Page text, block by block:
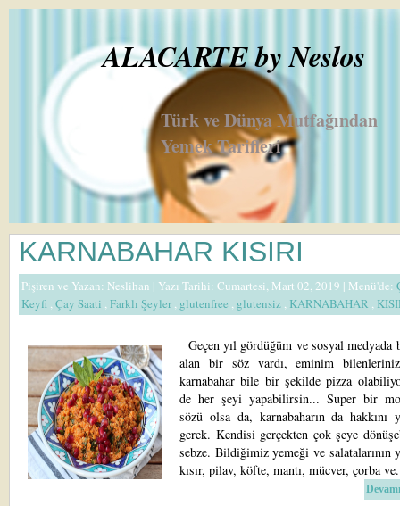
ALACARTE by Neslos
Türk ve Dünya Mutfağından
Yemek Tarifleri
KARNABAHAR KISIRI
Pişiren ve Yazan: Neslihan | Yazı Tarihi: Cumartesi, Mart 02, 2019 | Menü'de:
Keyfi ,Çay Saati ,Farklı Şeyler, glutenfree , glutensiz , KARNABAHAR ,
Geçen yıl gördüğüm ve sosyal medyada
alan bir söz vardı, eminim
karnabahar bile bir şekilde pizza
de her şeyi yapabilirsin... Super bir
sözü olsa da, karnabaharın da hakkını
gerek. Kendisi gerçekten çok şeye
sebze. Bildiğimiz yemeği ve salatalarının
kısır, pilav, köfte, mantı, mücver, çorba